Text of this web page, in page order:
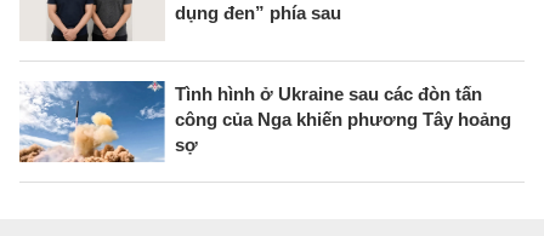
dụng đen” phía sau
Tình hình ở Ukraine sau các đòn tấn
công của Nga khiến phương Tây hoảng
sợ